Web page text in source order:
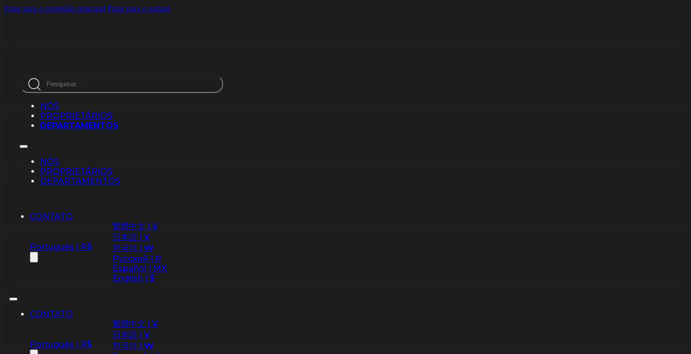
Pular para o conteúdo principal Pular para o rodapé
Pesquisar
NÓS
PROPRIETÁRIOS
DEPARTAMENTOS
NÓS
PROPRIETÁRIOS
DEPARTAMENTOS
CONTATO
Português | R$
繁體中文 | ¥
日本語 | ¥
한국어 | ₩
Русский | ₽
Español | MX
English | $
CONTATO
Português | R$
繁體中文 | ¥
日本語 | ¥
한국어 | ₩